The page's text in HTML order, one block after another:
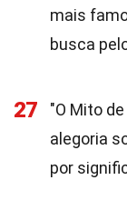
mais
busca
27
"O Mito
alegoria
por